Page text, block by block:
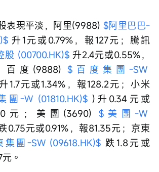
現平淡，阿里(9988) $阿里巴巴-
升1元或0.79%，報127元；騰訊
股 (00700.HK)$ 升2.4元或0.55%，
百度(9888) $百度集團-SW
1.7元或1.34%，報128.2元；小米
團-W (01810.HK)$ )升0.34元或
元；美團(3690) $美團-W
0.75元或0.91%，報81.35元；京東
團-SW (09618.HK)$ 跌1.8元或
。